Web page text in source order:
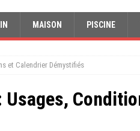
MAISON PISCINE
et Calendrier Démystifiés